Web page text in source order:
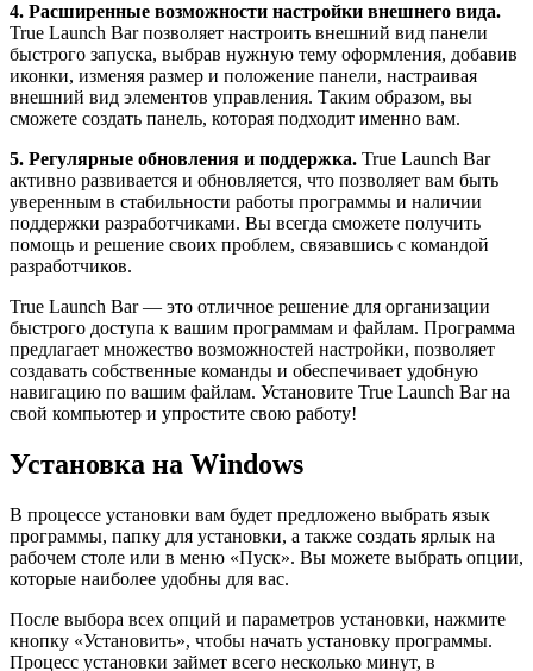
4. Расширенные возможности настройки внешнего вида.
True Launch Bar позволяет настроить внешний вид панели
быстрого запуска, выбрав нужную тему оформления, добавив
иконки, изменяя размер и положение панели, настраивая
внешний вид элементов управления. Таким образом, вы
сможете создать панель, которая подходит именно вам.
5. Регулярные обновления и поддержка. True Launch Bar
активно развивается и обновляется, что позволяет вам быть
уверенным в стабильности работы программы и наличии
поддержки разработчиками. Вы всегда сможете получить
помощь и решение своих проблем, связавшись с командой
разработчиков.
True Launch Bar — это отличное решение для организации
быстрого доступа к вашим программам и файлам. Программа
предлагает множество возможностей настройки, позволяет
создавать собственные команды и обеспечивает удобную
навигацию по вашим файлам. Установите True Launch Bar на
свой компьютер и упростите свою работу!
Установка на Windows
В процессе установки вам будет предложено выбрать язык
программы, папку для установки, а также создать ярлык на
рабочем столе или в меню «Пуск». Вы можете выбрать опции,
которые наиболее удобны для вас.
После выбора всех опций и параметров установки, нажмите
кнопку «Установить», чтобы начать установку программы.
Процесс установки займет всего несколько минут, в